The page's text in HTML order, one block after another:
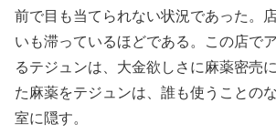
前で目も当てられない状況であった。
いも滞っているほどである。この店で
るテジュンは、大金欲しさに麻薬密売
た麻薬をテジュンは、誰も使うことの
室に隠す。